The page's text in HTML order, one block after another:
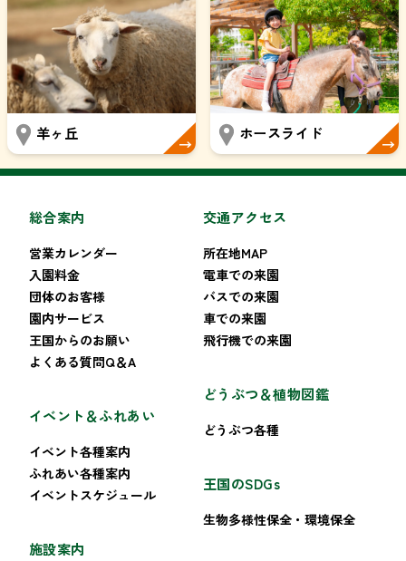
羊ヶ丘 ホースライド
総合案内
営業カレンダー
入園料金
団体のお客様
園内サービス
王国からのお願い
よくある質問Q＆A
イベント＆ふれあい
イベント各種案内
ふれあい各種案内
イベントスケジュール
施設案内
交通アクセス
所在地MAP
電車での来園
バスでの来園
車での来園
飛行機での来園
どうぶつ＆植物図鑑
どうぶつ各種
王国のSDGs
生物多様性保全・環境保全